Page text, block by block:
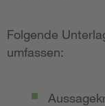
Folgende
umfassen: